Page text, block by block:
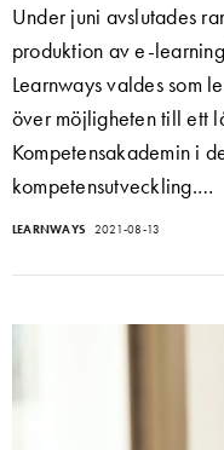
Under juni avslutades
produktion av e-
Learnways valdes som
över möjligheten till ett
Kompetensakademin i
kompetensutveckling.…
LEARNWAYS 2021-08-13